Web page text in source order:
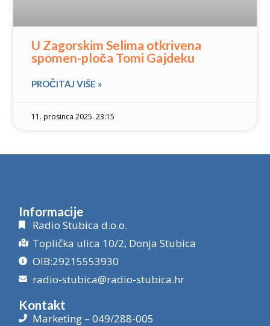
U Zagorskim Selima otkrivena
spomen-ploča Tomi Gajdeku
PROČITAJ VIŠE »
11. prosinca 2025. 23:15
Informacije
Radio Stubica d.o.o.
Toplička ulica 10/2, Donja Stubica
OIB:29215553930
radio-stubica@radio-stubica.hr
Kontakt
Marketing – 049/288-005